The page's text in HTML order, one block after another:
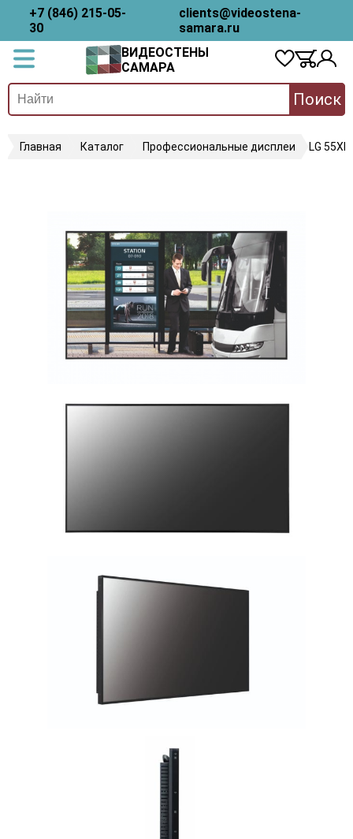
+7 (846) 215-05-
30
clients@videostena-
samara.ru
ВИДЕОСТЕНЫ
САМАРА
Поиск
Главная Каталог Профессиональные дисплеи LG